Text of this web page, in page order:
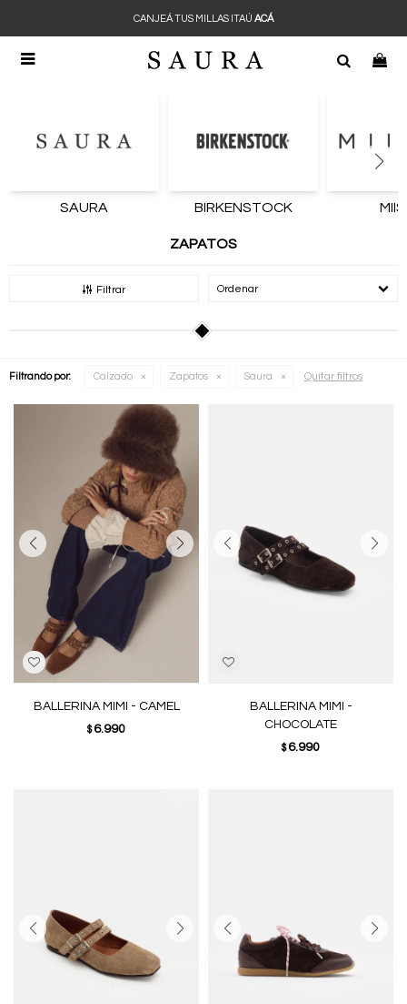

CANJEÁ TUS MILLAS ITAÚ ACÁ
SAURA BIRKENSTOCK
ZAPATOS
Filtrar Recomendados
Filtrando por: Calzado Zapatos Saura Quitar filtros
BALLERINA MIMI - CAMEL
$ 6.990
BALLERINA MIMI -
CHOCOLATE
$ 6.990